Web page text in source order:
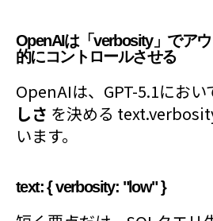
OpenAIは「verbosity」でア
的にコントロールさせる
OpenAIは、GPT-5.1におい
しさ を決める
います。
text: { verbosity: "low" }